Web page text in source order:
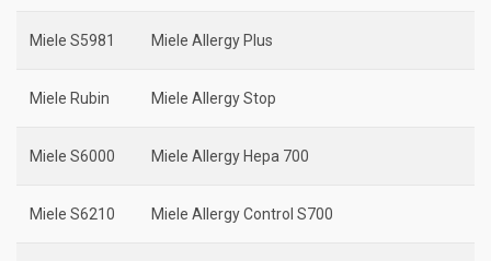
Miele S5981 Miele Allergy Plus
Miele Rubin Miele Allergy Stop
Miele S6000 Miele Allergy Hepa 700
Miele S6210 Miele Allergy Control S700